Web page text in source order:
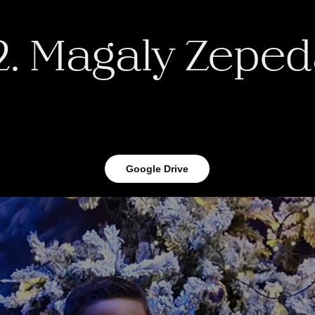
Magaly
Google Drive